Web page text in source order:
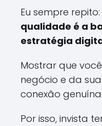
Eu sempre repito:
qualidade é a
estratégia
Mostrar que
negócio e da
conexão
Por isso, invista